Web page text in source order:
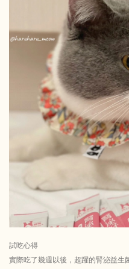
試吃心得
實際吃了幾週以後，超躍的腎泌益生